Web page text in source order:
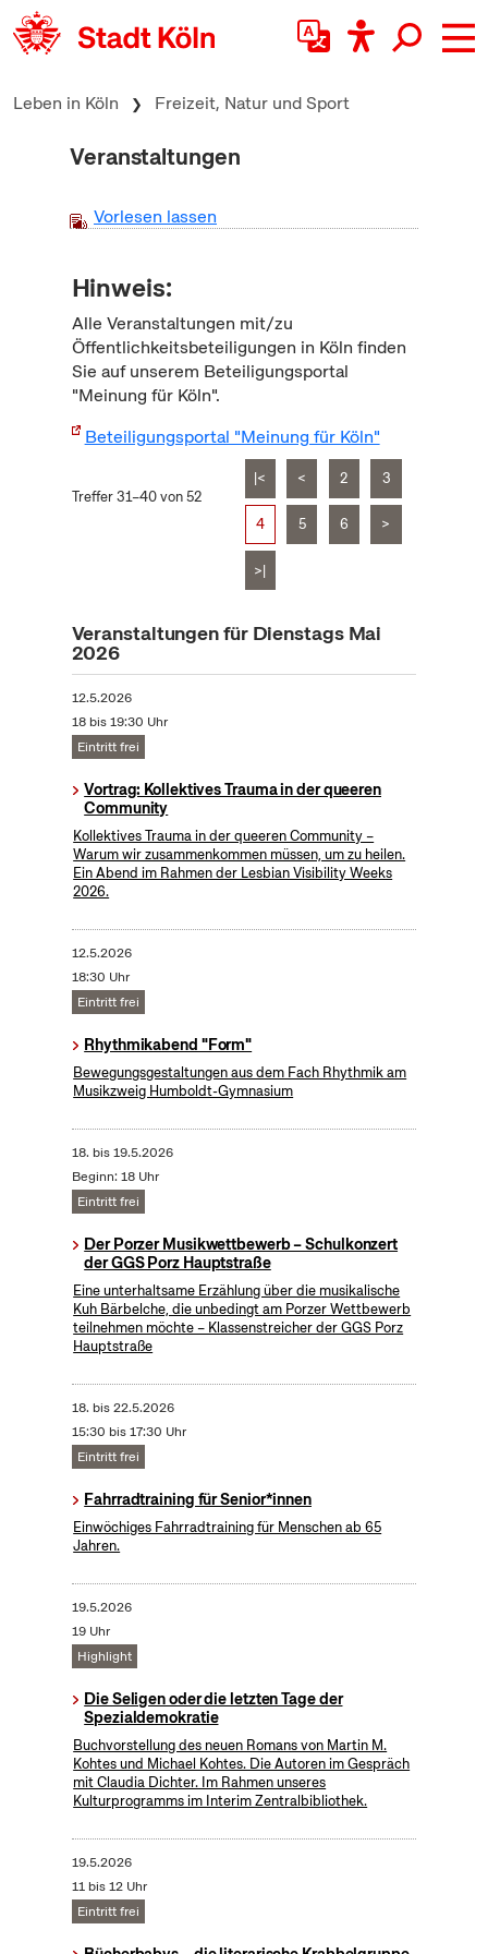
zum Inhalt springen
Leben in Köln Freizeit, Natur und Sport
Veranstaltungen
Vorlesen lassen
Hinweis:
Alle Veranstaltungen mit/zu
Öffentlichkeitsbeteiligungen in Köln finden
Sie auf unserem Beteiligungsportal
"Meinung für Köln".
Beteiligungsportal "Meinung für Köln"
Treffer 31–40 von 52
|< < 2 3
4 5 6 >
>|
Veranstaltungen für Dienstags Mai
2026
12.5.2026
18 bis 19:30 Uhr
Eintritt frei
Vortrag: Kollektives Trauma in der queeren
Community
Kollektives Trauma in der queeren Community –
Warum wir zusammenkommen müssen, um zu heilen.
Ein Abend im Rahmen der Lesbian Visibility Weeks
2026.
12.5.2026
18:30 Uhr
Eintritt frei
Rhythmikabend "Form"
Bewegungsgestaltungen aus dem Fach Rhythmik am
Musikzweig Humboldt-Gymnasium
18. bis19.5.2026
Beginn: 18 Uhr
Eintritt frei
Der Porzer Musikwettbewerb – Schulkonzert
der GGS Porz Hauptstraße
Eine unterhaltsame Erzählung über die musikalische
Kuh Bärbelche, die unbedingt am Porzer Wettbewerb
teilnehmen möchte – Klassenstreicher der GGS Porz
Hauptstraße
18. bis22.5.2026
15:30 bis 17:30 Uhr
Eintritt frei
Fahrradtraining für Senior*innen
Einwöchiges Fahrradtraining für Menschen ab 65
Jahren.
19.5.2026
19 Uhr
Highlight
Die Seligen oder die letzten Tage der
Spezialdemokratie
Buchvorstellung des neuen Romans von Martin M.
Kohtes und Michael Kohtes. Die Autoren im Gespräch
mit Claudia Dichter. Im Rahmen unseres
Kulturprogramms im Interim Zentralbibliothek.
19.5.2026
11 bis 12 Uhr
Eintritt frei